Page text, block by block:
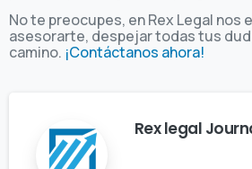
No te preocupes, en Rex Legal nos
asesorarte, despejar todas tus
camino. ¡Contáctanos ahora!
Rex legal